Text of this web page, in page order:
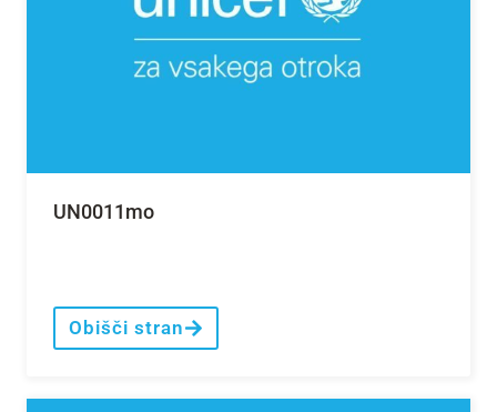
UN0011mo
Obišči stran